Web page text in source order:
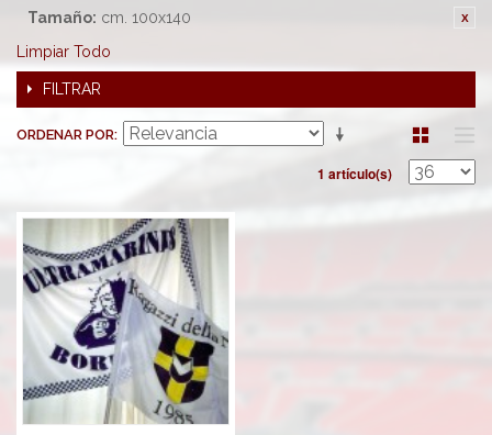
Tamaño: cm. 100x140
Limpiar Todo
FILTRAR
ORDENAR POR
1 artículo(s)